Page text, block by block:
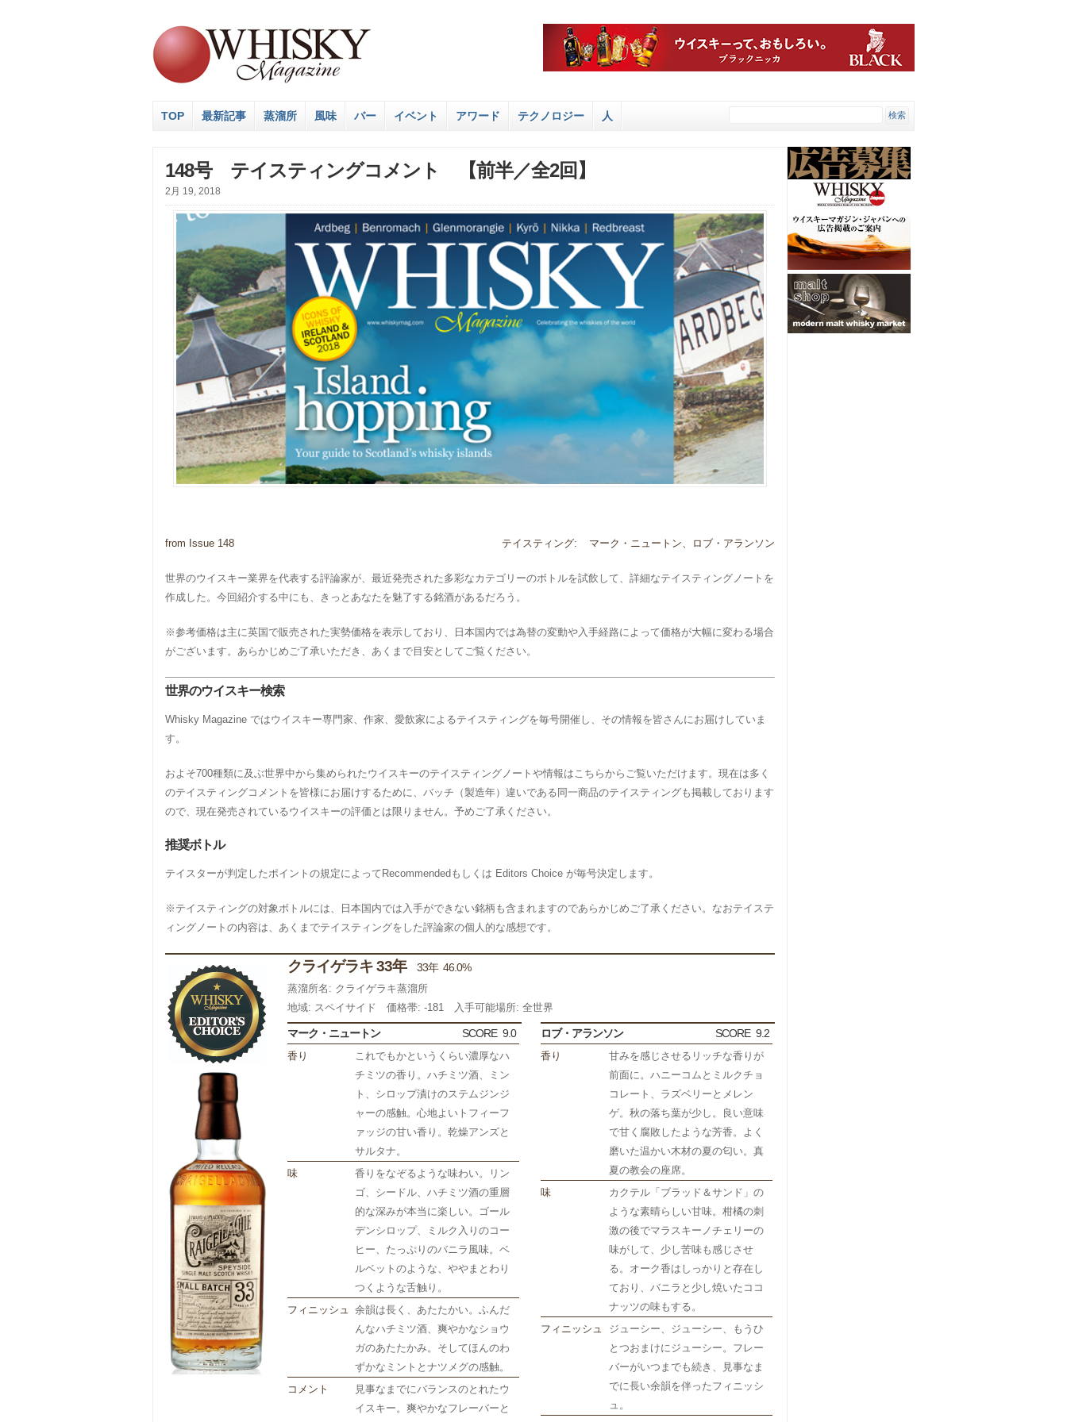
TOP 最新記事 蒸溜所 風味 バー イベント アワード テクノロジー 人
148号 テイスティングコメント 【前半／全2回】
2月 19, 2018
from Issue 148 テイスティング: マーク・ニュートン、ロブ・アランソン
世界のウイスキー業界を代表する評論家が、最近発売された多彩なカテゴリーのボトルを試飲して、詳細なテイスティングノートを
作成した。今回紹介する中にも、きっとあなたを魅了する銘酒があるだろう。
※参考価格は主に英国で販売された実勢価格を表示しており、日本国内では為替の変動や入手経路によって価格が大幅に変わる場合
がございます。あらかじめご了承いただき、あくまで目安としてご覧ください。
世界のウイスキー検索
Whisky Magazine ではウイスキー専門家、作家、愛飲家によるテイスティングを毎号開催し、その情報を皆さんにお届けしていま
す。
およそ700種類に及ぶ世界中から集められたウイスキーのテイスティングノートや情報はこちらからご覧いただけます。現在は多く
のテイスティングコメントを皆様にお届けするために、バッチ（製造年）違いである同一商品のテイスティングも掲載しております
ので、現在発売されているウイスキーの評価とは限りません。予めご了承ください。
推奨ボトル
テイスターが判定したポイントの規定によってRecommendedもしくは Editors Choice が毎号決定します。
※テイスティングの対象ボトルには、日本国内では入手ができない銘柄も含まれますのであらかじめご了承ください。なおテイステ
ィングノートの内容は、あくまでテイスティングをした評論家の個人的な感想です。
クライゲラキ 33年 33年 46.0%
蒸溜所名: クライゲラキ蒸溜所
地域: スペイサイド
価格帯: -181 入手可能場所: 全世界
マーク・ニュートン SCORE 9.0
香り
これでもかというくらい濃厚なハ
チミツの香り。ハチミツ酒、ミン
ト、シロップ漬けのステムジンジ
ャーの感触。心地よいトフィーフ
ァッジの甘い香り。乾燥アンズと
サルタナ。
味
香りをなぞるような味わい。リン
ゴ、シードル、ハチミツ酒の重層
的な深みが本当に楽しい。ゴール
デンシロップ、ミルク入りのコー
ヒー、たっぷりのバニラ風味。ベ
ルベットのような、ややまとわり
つくような舌触り。
フィニッシュ
余韻は長く、あたたかい。ふんだ
んなハチミツ酒、爽やかなショウ
ガのあたたかみ。そしてほんのわ
ずかなミントとナツメグの感触。
コメント
見事なまでにバランスのとれたウ
イスキー。爽やかなフレーバーと
ロブ・アランソン SCORE 9.2
香り
甘みを感じさせるリッチな香りが
前面に。ハニーコムとミルクチョ
コレート、ラズベリーとメレン
ゲ。秋の落ち葉が少し。良い意味
で甘く腐敗したような芳香。よく
磨いた温かい木材の夏の匂い。真
夏の教会の座席。
味
カクテル「ブラッド＆サンド」の
ような素晴らしい甘味。柑橘の刺
激の後でマラスキーノチェリーの
味がして、少し苦味も感じさせ
る。オーク香はしっかりと存在し
ており、バニラと少し焼いたココ
ナッツの味もする。
フィニッシュ
ジューシー、ジューシー、もうひ
とつおまけにジューシー。フレー
バーがいつまでも続き、見事なま
でに長い余韻を伴ったフィニッシ
ュ。